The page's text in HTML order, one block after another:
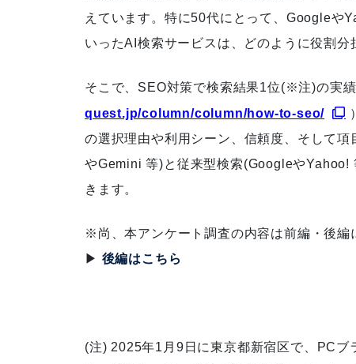
「実践SEOバイブル ランクエス
ト式」書籍出版
徹底的なキーワード分析によ
昇
えています。特に50代にとって、Googleや
いったAI検索サービスは、どのように役割分
そこで、SEO対策で検索結果1位(※注)の実
quest.jp/column/column/how-to-seo/
の選択理由や利用シーン、信頼度、そして
やGemini 等)と従来型検索(GoogleやYahoo!
きます。
※尚、本アンケート調査の内容は前編・後編
▶ 後編はこちら
(注) 2025年1月9日に東京都新宿区で、PC